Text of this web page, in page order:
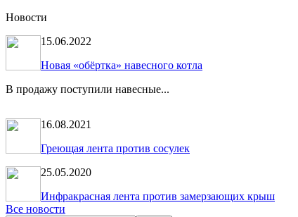
Новости
15.06.2022
Новая «обёртка» навесного котла
В продажу поступили навесные...
16.08.2021
Греющая лента против сосулек
25.05.2020
Инфракрасная лента против замерзающих крыш
Все новости